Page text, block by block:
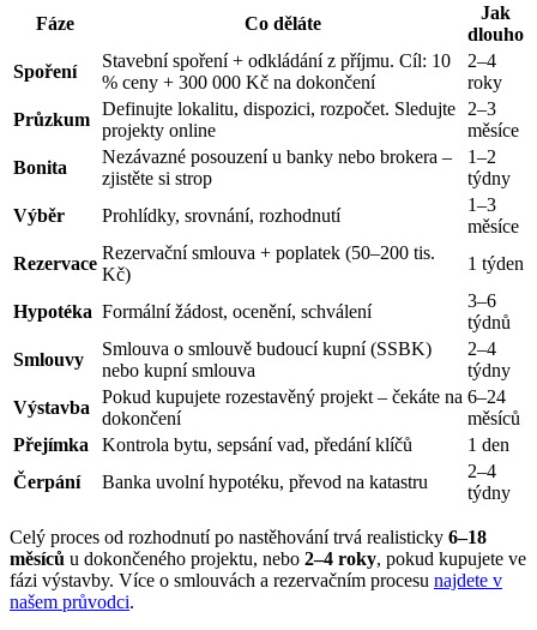
Fáze Co děláte
Jak
dlouho
Spoření
Stavební spoření + odkládání z příjmu. Cíl: 10
% ceny + 300 000 Kč na dokončení
2–4
roky
Průzkum
Definujte lokalitu, dispozici, rozpočet. Sledujte
projekty online
2–3
měsíce
Bonita
Nezávazné posouzení u banky nebo brokera –
zjistěte si strop
1–2
týdny
Výběr
Prohlídky, srovnání, rozhodnutí
1–3
měsíce
Rezervace
Rezervační smlouva + poplatek (50–200 tis.
Kč)
1 týden
Hypotéka Formální žádost, ocenění, schválení
3–6
týdnů
Smlouvy
Smlouva o smlouvě budoucí kupní (SSBK)
nebo kupní smlouva
2–4
týdny
Výstavba
Pokud kupujete rozestavěný projekt – čekáte na
dokončení
6–24
měsíců
Přejímka
Kontrola bytu, sepsání vad, předání klíčů
1 den
Čerpání
Banka uvolní hypotéku, převod na katastru
2–4
týdny
Celý proces od rozhodnutí po nastěhování trvá realisticky 6–18
měsíců u dokončeného projektu, nebo 2–4 roky, pokud kupujete ve
fázi výstavby. Více o smlouvách a rezervačním procesu najdete v
našem průvodci.